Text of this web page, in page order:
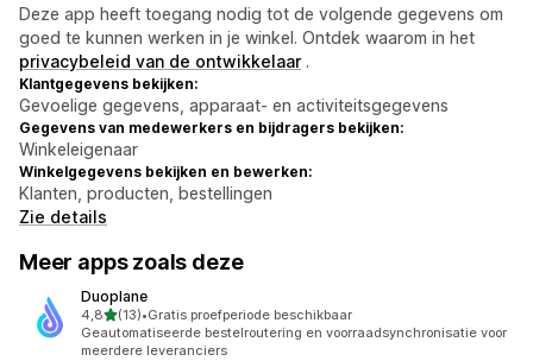
Deze app heeft toegang nodig tot de volgende gegevens om
goed te kunnen werken in je winkel. Ontdek waarom in het
privacybeleid van de ontwikkelaar .
Klantgegevens bekijken:
Gevoelige gegevens, apparaat- en activiteitsgegevens
Gegevens van medewerkers en bijdragers bekijken:
Winkeleigenaar
Winkelgegevens bekijken en bewerken:
Klanten, producten, bestellingen
Zie details
Meer apps zoals deze
Duoplane
4,8van 5 sterren
(13)
13 recensies in totaal
•Gratis proefperiode beschikbaar
Geautomatiseerde bestelroutering en voorraadsynchronisatie voor
meerdere leveranciers